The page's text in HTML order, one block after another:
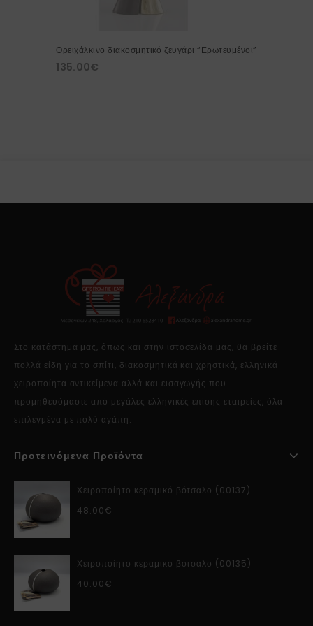
Ορειχάλκινο διακοσμητικό ζευγάρι “Ερωτευμένοι”
135.00€
Στο κατάστημα μας, όπως και στην ιστοσελίδα μας, θα βρείτε
πολλά είδη για το σπίτι, διακοσμητικά και χρηστικά, ελληνικά
χειροποίητα αντικείμενα αλλά και εισαγωγής που
προμηθευόμαστε από μεγάλες ελληνικές επίσης εταιρείες, όλα
επιλεγμένα με πολύ αγάπη.
Προτεινόμενα Προϊόντα
Χειροποίητο κεραμικό βότσαλο (00137)
48.00€
Χειροποίητο κεραμικό βότσαλο (00135)
40.00€